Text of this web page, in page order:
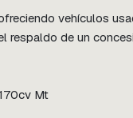
vehículos
respaldo de un
Mt